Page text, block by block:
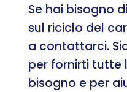
Se hai bisogno
sul riciclo del
a contattarci.
per fornirti tutte
bisogno e per